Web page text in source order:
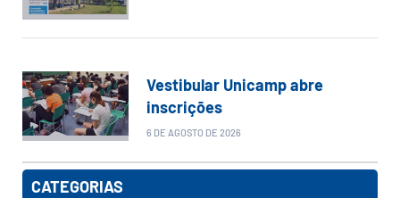
Vestibular Unicamp abre
inscrições
6 DE AGOSTO DE 2026
CATEGORIAS